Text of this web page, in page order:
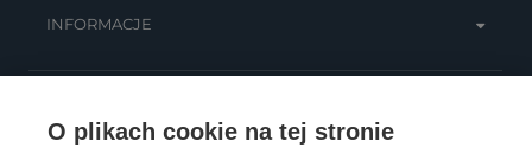
O plikach cookie na tej stronie
INFORMACJE
OBSŁUGA KLIENTA